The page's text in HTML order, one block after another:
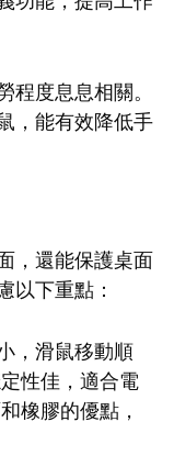
程度息息相關。
，能有效降低手
，還能保護桌面
以下重點：
，滑鼠移動順
性佳，適合電
橡膠的優點，